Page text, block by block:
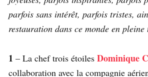
parfois sans intérêt, parfois tristes,
restauration dans ce monde en
1 – La chef trois étoiles Dominique
collaboration avec la compagnie